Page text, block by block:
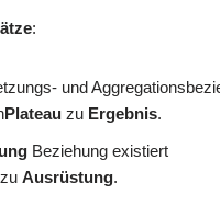
:
und
Plateau zu Ergebnis.
Beziehung existiert
zu Ausrüstung.